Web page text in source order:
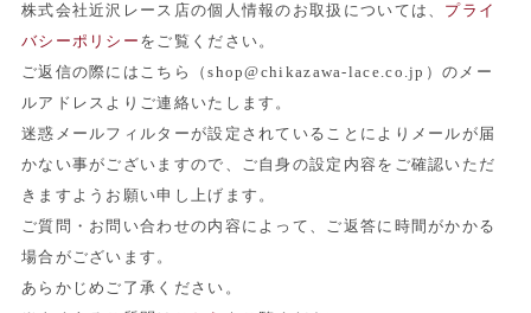
株式会社近沢レース店の個人情報のお取扱については、 プライ
バシーポリシー をご覧ください。
ご返信の際にはこちら（shop@chikazawa-lace.co.jp）のメー
ルアドレスよりご連絡いたします。
迷惑メールフィルターが設定されていることによりメールが届
かない事がございますので、ご自身の設定内容をご確認いただ
きますようお願い申し上げます。
ご質問・お問い合わせの内容によって、ご返答に時間がかかる
場合がございます。
あらかじめご了承ください。